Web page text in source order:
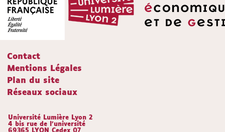
Contact
Mentions Légales
Plan du site
Réseaux sociaux
Université Lumière Lyon 2
4 bis rue de l'université